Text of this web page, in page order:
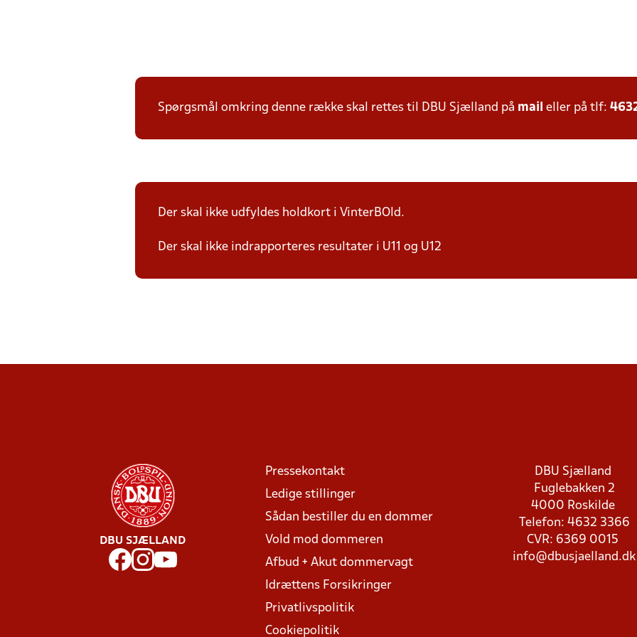
Spørgsmål omkring denne række skal rettes til DBU Sjælland på mail eller på tlf:
Der skal ikke udfyldes holdkort i VinterBOld.
Der skal ikke indrapporteres resultater i U11 og U12
DBU SJÆLLAND
Pressekontakt
Ledige stillinger
Sådan bestiller du en dommer
Vold mod dommeren
Afbud + Akut dommervagt
Idrættens Forsikringer
Privatlivspolitik
Cookiepolitik
DBU Sjælland
Fuglebakken 2
4000 Roskilde
Telefon: 4632 3366
CVR: 6369 0015
info@dbusjaelland.dk